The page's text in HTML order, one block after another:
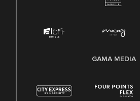
GAMA MEDIA